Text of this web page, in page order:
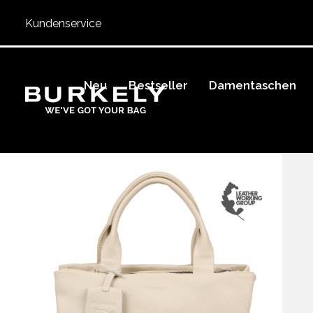
Kundenservice
BURKELY
Neu Bestseller Damentaschen